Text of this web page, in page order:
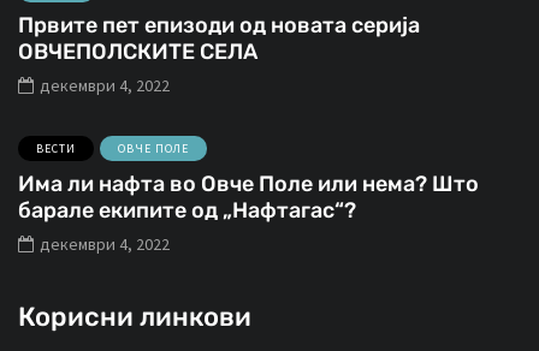
Првите пет епизоди од новата серија
ОВЧЕПОЛСКИТЕ СЕЛА
декември 4, 2022
ВЕСТИ ОВЧЕ ПОЛЕ
Има ли нафта во Овче Поле или нема? Што
барале екипите од „Нафтагас“?
декември 4, 2022
Корисни линкови